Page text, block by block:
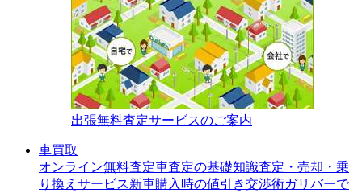
出張無料査定サービスのご案内
車買取
オンライン無料査定車査定の基礎知識査定・売却・乗
り換えサービス新車購入時の値引き交渉術ガリバーで